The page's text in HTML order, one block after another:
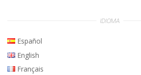
IDIOMA
Español
English
Français